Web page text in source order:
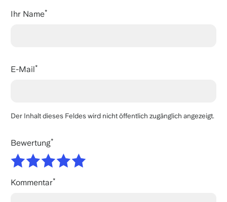
Ihr Name
E-Mail
Der Inhalt dieses Feldes wird nicht öffentlich zugänglich angezeigt.
Bewertung
Kommentar